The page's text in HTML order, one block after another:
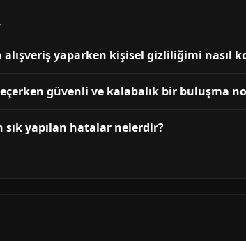
alışveriş yaparken kişisel gizliliğimi nasıl
güvenli ve kalabalık bir buluşma
yapılan hatalar nelerdir?